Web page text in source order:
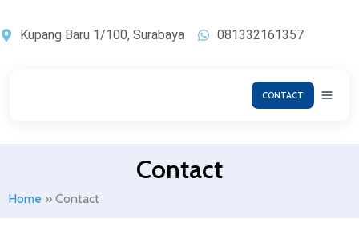
ke
Kupang Baru 1/100, Surabaya 081332161357
CONTACT
Contact
Home » Contact